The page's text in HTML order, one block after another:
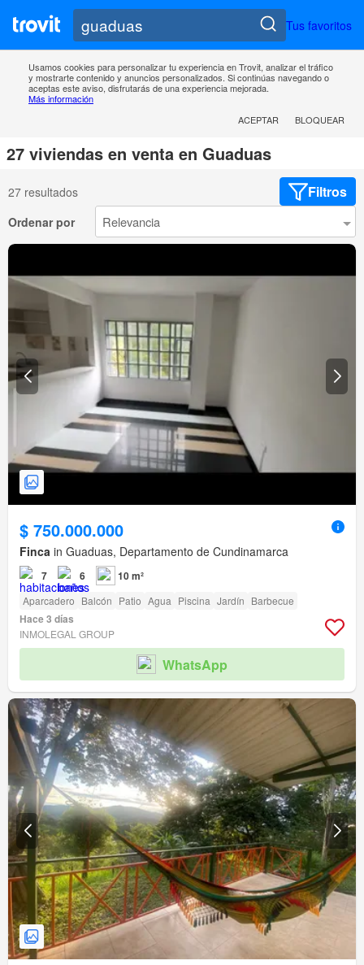
Tus favoritos
Usamos cookies para personalizar tu experiencia en Trovit, analizar el tráfico
y mostrarte contenido y anuncios personalizados. Si continúas navegando o
aceptas este aviso, disfrutarás de una experiencia mejorada.
Más información
ACEPTAR
BLOQUEAR
27 viviendas en venta en Guaduas
27 resultados Filtros
Ordenar por
$ 750.000.000
Finca in Guaduas, Departamento de Cundinamarca
7 6 10 m²
Aparcadero Balcón Patio Agua Piscina Jardín Barbecue
Hace 3 días
INMOLEGAL GROUP
WhatsApp